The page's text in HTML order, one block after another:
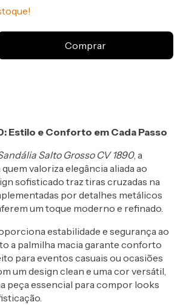
Estilo e Conforto em Cada Passo
Salto Grosso CV 1890, a
valoriza elegância aliada ao
sofisticado traz tiras cruzadas na
por detalhes metálicos
um toque moderno e refinado.
estabilidade e segurança ao
a palmilha macia garante conforto
para eventos casuais ou ocasiões
um design clean e uma cor versátil,
peça essencial para compor looks